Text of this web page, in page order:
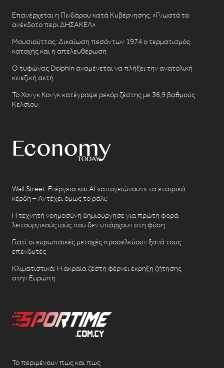
Επανέρχεται η Πινδάρου κατά Κυβέρνησης: «Γνωστό το
ανέκδοτο περι ΔΗΣΑΚΕΛ»
Μουσιούττας: Δικαίωση πεσόντων 1974 ο τερματισμός
κατοχής και η απελευθέρωση
Ο τυφώνας Dolphin αναμένεται να πλήξει την ανατολική
κινεζική ακτή
Το Χονγκ Κονγκ κατέγραψε ρεκόρ ζέστης με 36,9 βαθμούς
Κελσίου
Wall Street: Ενέργεια και AI «απογειώνουν» τα εταιρικά
κέρδη – Αντέχει όμως το ράλι;
Η τεχνητή νοημοσύνη δημιούργησε για πρώτη φορά
λειτουργικούς ιούς που δεν υπάρχουν στη φύση
Γιατί οι ευρωπαϊκές μετοχές προσελκύουν ξανά τους
επενδυτές
Κλιματιστικά: Η ακραία ζέστη φέρνει έκρηξη ζήτησης
στην Ευρώπη
Το περιμένουν πως και πως